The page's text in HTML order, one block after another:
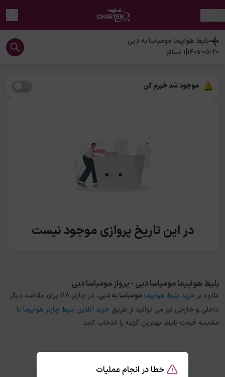
خطا در انجام عملیات
بلیط هواپیمامومباسابه دبی
1405-05-20
|
1 مسافر
موجود شد خبرم کن
در این تاریخ پروازی موجود نیست
بلیط هواپیما مومباسا دبی - پرواز مومباسا دبی
علاوه بر خرید بلیط هواپیما مومباسابهدبی
، در چارتر 118 برای مقاصد دیگر
داخلی و خارجی نیز می توانید از طریق خرید آنلاین بلیط چارتر هواپیما با
مقایسه قیمت بلیط، بهترین گزینه را انتخاب کنید .